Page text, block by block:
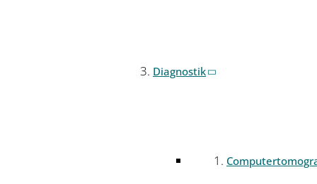
Diagnostik